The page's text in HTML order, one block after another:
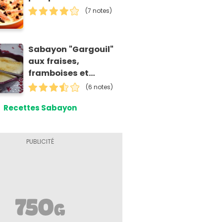
(7 notes)
Sabayon "Gargouil"
aux fraises,
framboises et
banane
(6 notes)
Recettes Sabayon